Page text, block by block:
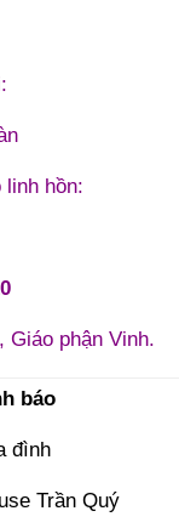
linh hồn:
Giáo phận Vinh.
báo
đình
Trần Quý